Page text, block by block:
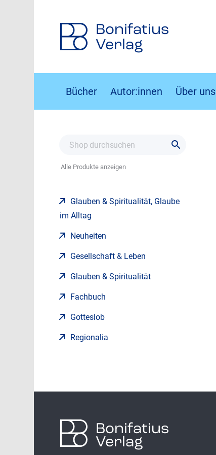
Bonifatius
Verlag
Bücher Autor:innen Über uns
Alle Produkte anzeigen
Glauben & Spiritualität, Glaube
im Alltag
Neuheiten
Gesellschaft & Leben
Glauben & Spiritualität
Fachbuch
Gotteslob
Regionalia
Bonifatius
Verlag